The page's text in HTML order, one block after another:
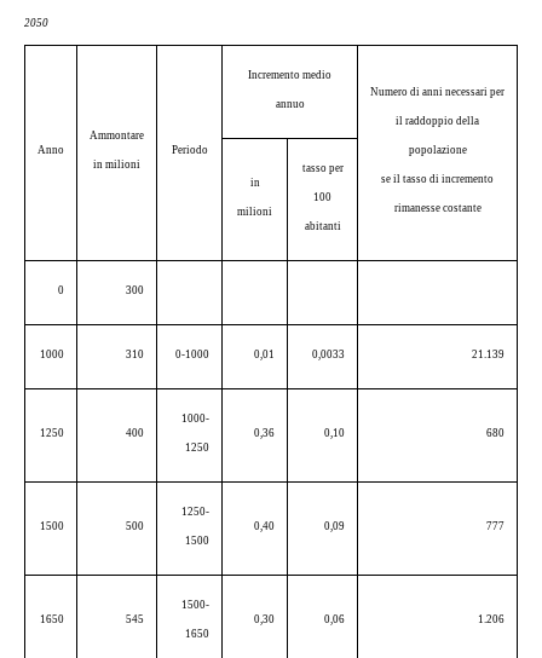
2050
Anno
Ammontare
in milioni
Periodo
Incremento medio
annuo
Numero di anni necessari per
il raddoppio della
popolazione
se il tasso di incremento
rimanesse costante
in
milioni
tasso per
100
abitanti
0 300
1000 310 0-1000 0,01 0,0033 21.139
1250 400
1000-
1250
0,36 0,10 680
1500 500
1250-
1500
0,40 0,09 777
1650 545
1500-
1650
0,30 0,06 1.206